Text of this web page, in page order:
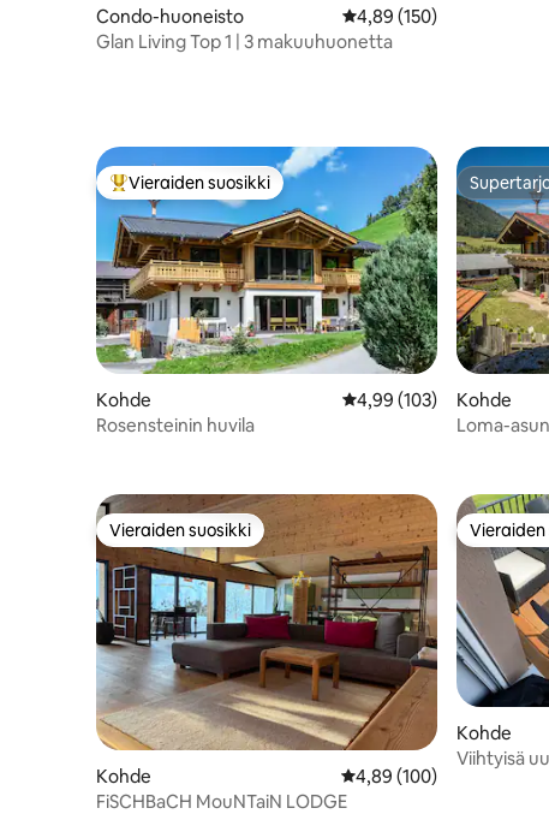
Condo-huoneisto Keskimääräinen arvio
4,89 (150)
Glan Living Top 1 | 3 makuuhuonetta
Vieraiden suosikkien parhaimmistoa
Vieraiden suosikki
Kohde Keskimääräinen arvio
4,99 (103)
Rosensteinin huvila
Kohde
Loma-
Vieraiden suosikki
Vieraiden suosikki
Kohde Keskimääräinen arvio
4,89 (100)
FiSCHBaCH MouNTaiN LODGE
Vieraiden
Kohde
Viihtyisä